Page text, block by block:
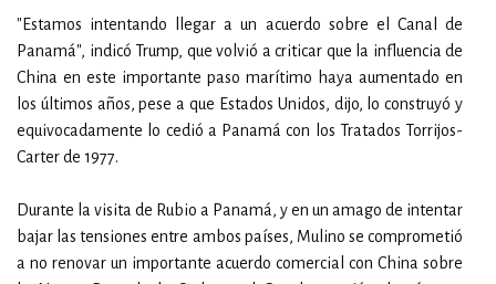
"Estamos intentando llegar a un acuerdo sobre el Canal de
Panamá", indicó Trump, que volvió a criticar que la influencia de
China en este importante paso marítimo haya aumentado en
los últimos años, pese a que Estados Unidos, dijo, lo construyó y
equivocadamente lo cedió a Panamá con los Tratados Torrijos-
Carter de 1977.
Durante la visita de Rubio a Panamá, y en un amago de intentar
bajar las tensiones entre ambos países, Mulino se comprometió
a no renovar un importante acuerdo comercial con China sobre